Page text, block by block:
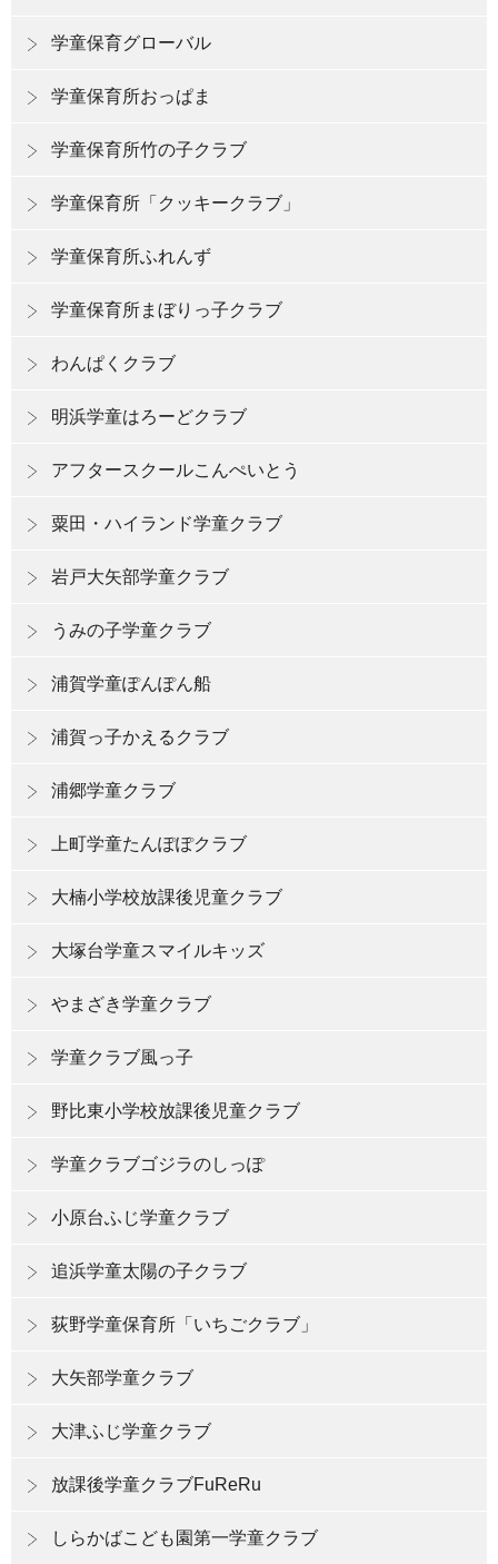
学童保育グローバル
学童保育所おっぱま
学童保育所竹の子クラブ
学童保育所「クッキークラブ」
学童保育所ふれんず
学童保育所まぼりっ子クラブ
わんぱくクラブ
明浜学童はろーどクラブ
アフタースクールこんぺいとう
粟田・ハイランド学童クラブ
岩戸大矢部学童クラブ
うみの子学童クラブ
浦賀学童ぽんぽん船
浦賀っ子かえるクラブ
浦郷学童クラブ
上町学童たんぽぽクラブ
大楠小学校放課後児童クラブ
大塚台学童スマイルキッズ
やまざき学童クラブ
学童クラブ風っ子
野比東小学校放課後児童クラブ
学童クラブゴジラのしっぽ
小原台ふじ学童クラブ
追浜学童太陽の子クラブ
荻野学童保育所「いちごクラブ」
大矢部学童クラブ
大津ふじ学童クラブ
放課後学童クラブFuReRu
しらかばこども園第一学童クラブ